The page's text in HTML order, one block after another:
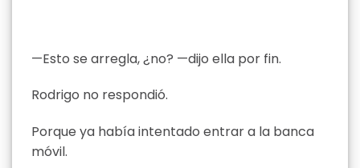
—Esto se arregla, ¿no? —dijo ella por fin.
Rodrigo no respondió.
Porque ya había intentado entrar a la banca
móvil.